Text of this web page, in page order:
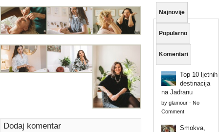
Dodaj komentar
Najnovije
Popularno
Komentari
Top 10 ljetnih
destinacija
na Jadranu
by glamour- No
Comment
Smokva,